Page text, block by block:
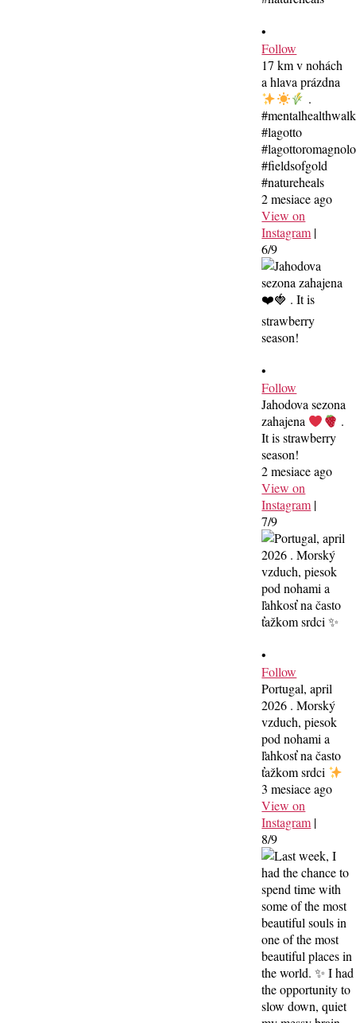
•
Follow
17 km v nohách
a hlava prázdna
.
#mentalhealthwalk
#lagotto
#fieldsofgold
#natureheals
2 mesiace ago
View on
Instagram |
6/9
•
Follow
Jahodova sezona
zahajena
.
It is strawberry
season!
2 mesiace ago
View on
Instagram |
7/9
•
Follow
Portugal, april
2026 . Morský
vzduch, piesok
pod nohami a
ľahkosť na často
ťažkom srdci
3 mesiace ago
View on
Instagram |
8/9